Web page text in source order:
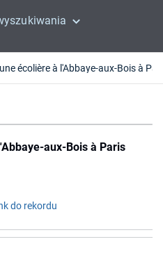
aux-Bois à Paris
do rekordu